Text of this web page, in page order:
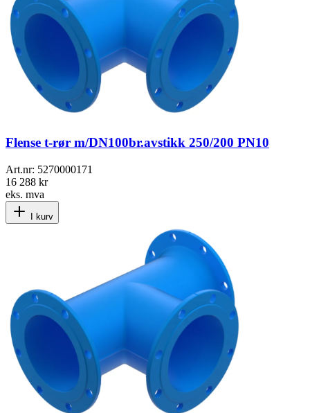
Flense t-rør m/DN100br.avstikk 250/200 PN10
Art.nr: 5270000171
16 288 kr
eks. mva
I kurv